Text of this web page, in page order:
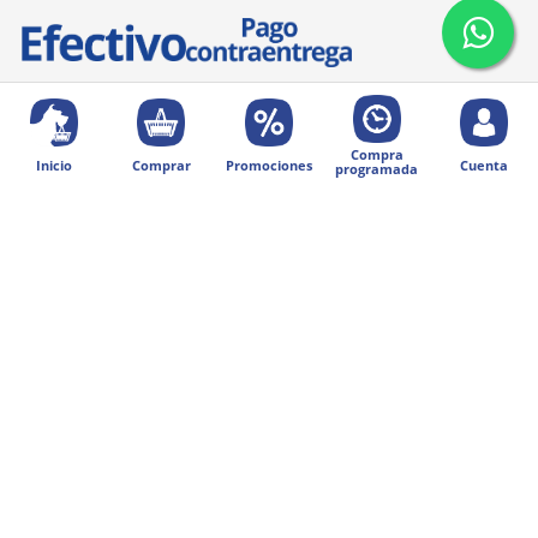
Inicio Comprar Promociones
Compra
programada
Cuenta